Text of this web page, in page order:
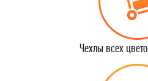
Чехлы всех